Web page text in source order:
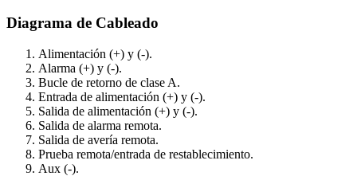
Diagrama de Cableado
Alimentación (+) y (-).
Alarma (+) y (-).
Bucle de retorno de clase A.
Entrada de alimentación (+) y (-).
Salida de alimentación (+) y (-).
Salida de alarma remota.
Salida de avería remota.
Prueba remota/entrada de restablecimiento.
Aux (-).